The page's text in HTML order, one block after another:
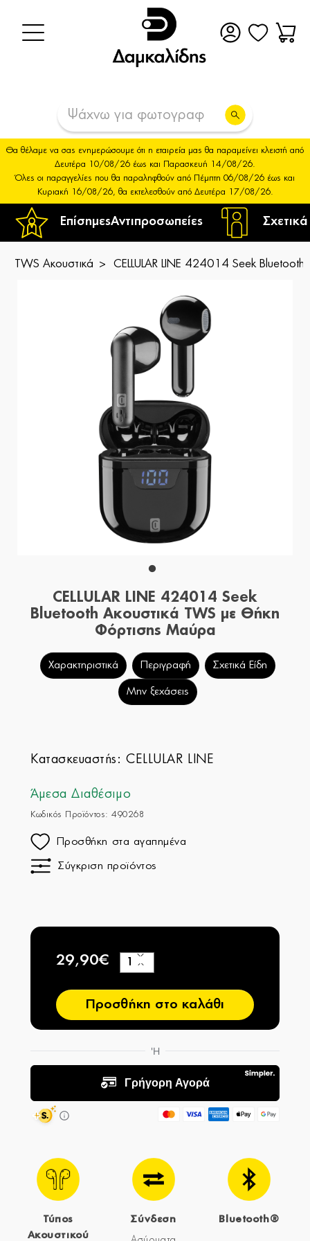
ΕπίσημεςΑντιπροσωπείες
Θα θέλαμε να σας ενημερώσουμε ότι η εταιρεία μας θα παραμείνει κλειστή από
Δευτέρα 10/08/26 έως και Παρασκευή 14/08/26.
Όλες οι παραγγελίες που θα παραληφθούν από Πέμπτη 06/08/26 έως και
Κυριακή 16/08/26, θα εκτελεσθούν από Δευτέρα 17/08/26.
TWS Ακουστικά CELLULAR LINE 424014 Seek
CELLULAR LINE 424014 Seek
Bluetooth Ακουστικά TWS με Θήκη
Φόρτισης Μαύρα
Χαρακτηριστικά Περιγραφή Σχετικά Είδη
Μην ξεχάσεις
Κατασκευαστής:CELLULAR LINE
Άμεσα Διαθέσιμο
Κωδικός Προϊόντος: 490268
Προσθήκη στα αγαπημένα
Σύγκριση προϊόντος
29,90€
−
+
Προσθήκη στο καλάθι
Τύπος
Ακουστικού
Σύνδεση Bluetooth®